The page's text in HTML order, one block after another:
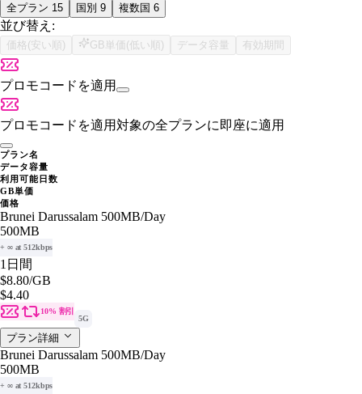
全プラン 15 国別 9 複数国 6
並び替え:
価格(安い順) GB単価(低い順) データ容量 有効期間
プロモコードを適用
プロモコードを適用対象の全プランに即座に適用
プラン名
データ容量
利用可能日数
GB単価
価格
Brunei Darussalam 500MB/Day
500MB
+ ∞ at 512kbps
1日間
$8.80/GB
$4.40
10% 割引
5G
プラン詳細
Brunei Darussalam 500MB/Day
500MB
+ ∞ at 512kbps